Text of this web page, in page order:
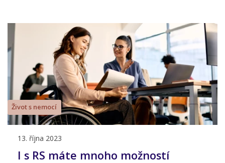
Život s nemocí
13. října 2023
I s RS máte mnoho možností